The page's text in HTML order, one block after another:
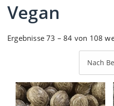
Vegan
Ergebnisse 73 – 84 von 108